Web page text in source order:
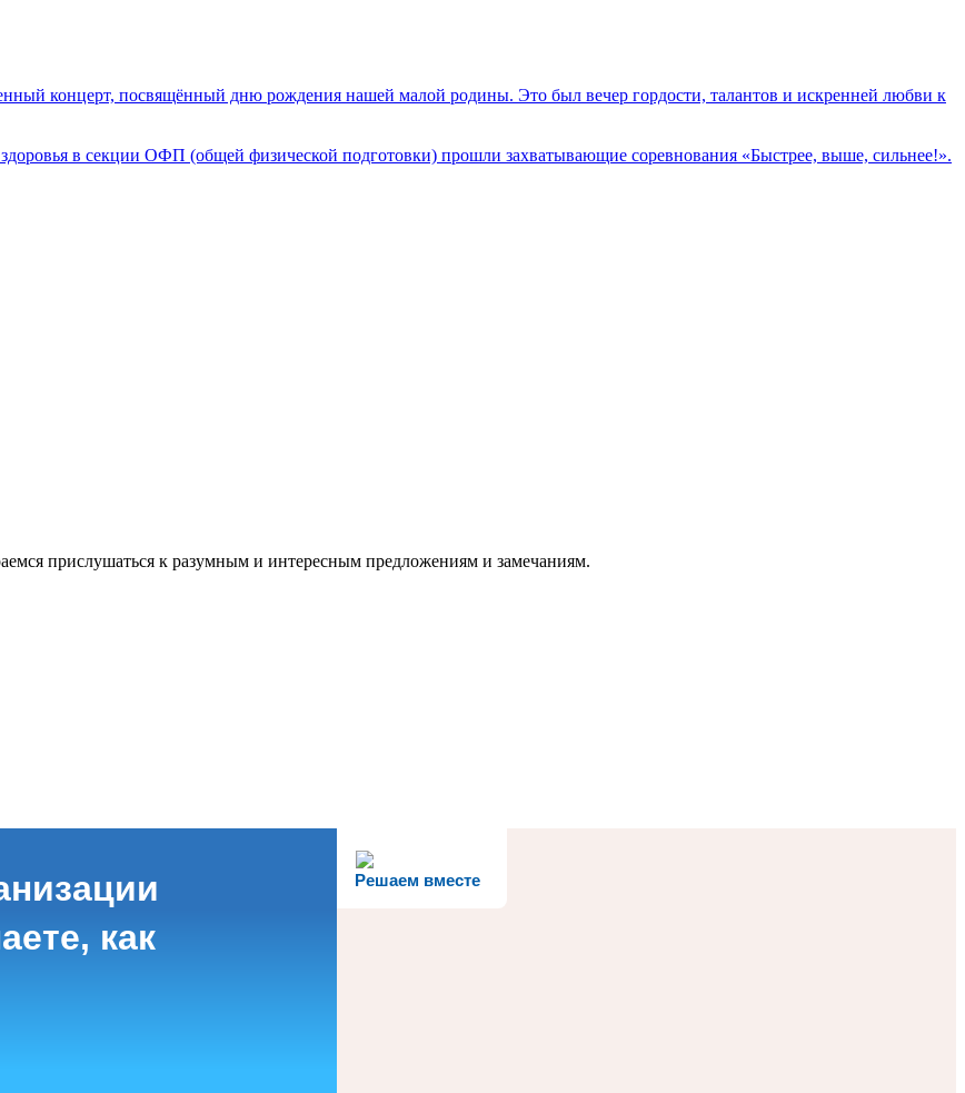
концерт, посвящённый дню рождения нашей малой родины. Это был вечер гордости, талантов и искренней любви к
в секции ОФП (общей физической подготовки) прошли захватывающие соревнования «Быстрее, выше, сильнее!».
прислушаться к разумным и интересным предложениям и замечаниям.
Решаем вместе
как